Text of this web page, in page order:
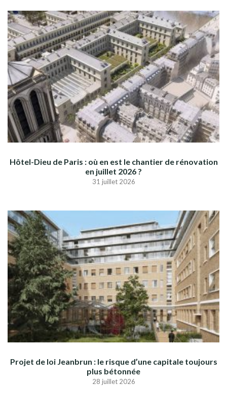
Hôtel-Dieu de Paris : où en est le chantier de rénovation
en juillet 2026 ?
31 juillet 2026
Projet de loi Jeanbrun : le risque d’une capitale toujours
plus bétonnée
28 juillet 2026